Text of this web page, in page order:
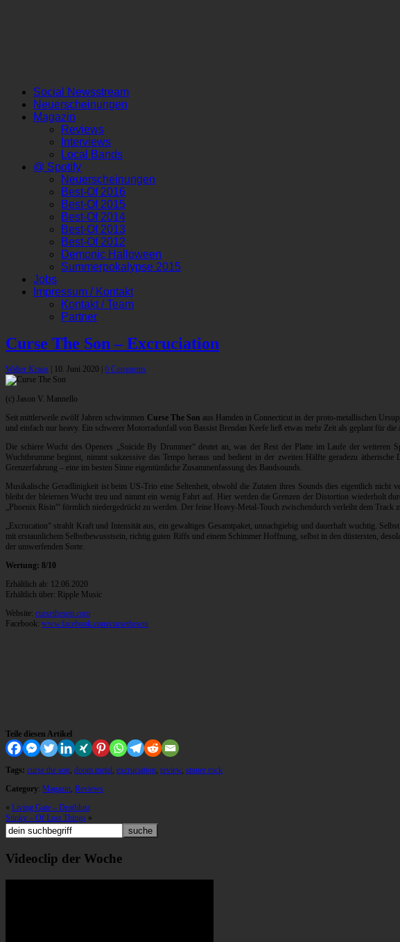
Social Newsstream
Neuerscheinungen
Magazin
Reviews
Interviews
Local Bands
@ Spotify
Neuerscheinungen
Best-Of 2016
Best-Of 2015
Best-Of 2014
Best-Of 2013
Best-Of 2012
Demonic Halloween
Summerpokalypse 2015
Jobs
Impressum / Kontakt
Kontakt / Team
Partner
Curse The Son – Excruciation
Walter Kraus 10. Juni 2020 0 Comments
(c) Jason V. Mannello
Seit mittlerweile zwölf Jahren schwimmen Curse The Son aus Hamden in Connecticut in der proto-metallischen
und einfach nur heavy. Ein schwerer Motorradunfall von Bassist Brendan Keefe ließ etwas mehr Zeit als geplant für die
Die schiere Wucht des Openers „Suicide By Drummer“ deutet an, was der Rest der Platte im Laufe der
Wuchtbrumme beginnt, nimmt sukzessive das Tempo heraus und bedient in der zweiten Hälfte geradezu
Grenzerfahrung – eine im besten Sinne eigentümliche Zusammenfassung des Bandsounds.
Musikalische Geradlinigkeit ist beim US-Trio eine Seltenheit, obwohl die Zutaten ihres Sounds dies eigentlich nicht
bleibt der bleiernen Wucht treu und nimmt ein wenig Fahrt auf. Hier werden die Grenzen der Distortion wiederholt
„Phoenix Risin'“ förmlich niedergedrückt zu werden. Der feine Heavy-Metal-Touch zwischendurch verleiht dem Track
„Excrucation“ strahlt Kraft und Intensität aus, ein gewaltiges Gesamtpaket, unnachgiebig und dauerhaft wuchtig.
mit erstaunlichem Selbstbewusstsein, richtig guten Riffs und einem Schimmer Hoffnung, selbst in den düstersten,
der umwerfenden Sorte.
Wertung: 8/10
Erhältlich ab: 12.06.2020
Erhältlich über: Ripple Music
Website: cursetheson.com
Facebook: www.facebook.com/cursetheson
Teile diesen Artikel
Tags: curse the son, doom metal, excruciation, review, stoner rock
Category: Magazin, Reviews
« Living Gate – Deathlust
Stinky – Of Lost Things »
Videoclip der Woche